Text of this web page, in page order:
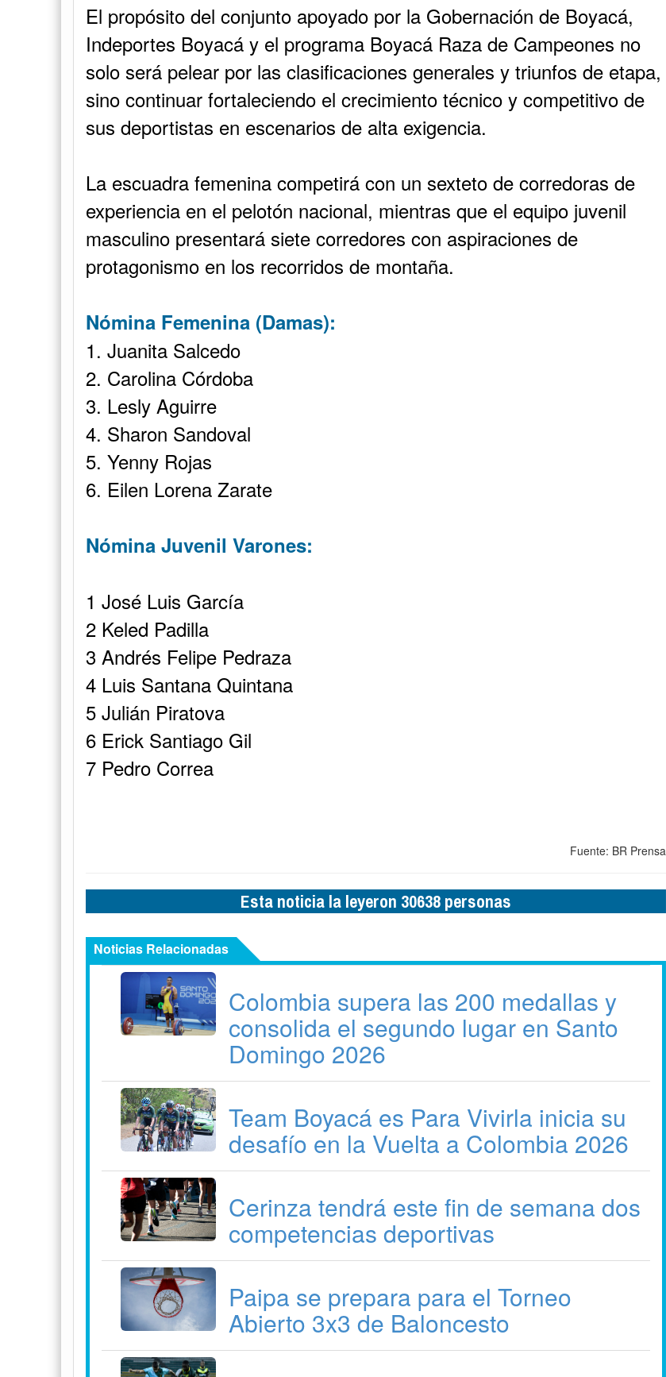
El propósito del conjunto apoyado por la Gobernación de Boyacá,
Indeportes Boyacá y el programa Boyacá Raza de Campeones no
solo será pelear por las clasificaciones generales y triunfos de etapa,
sino continuar fortaleciendo el crecimiento técnico y competitivo de
sus deportistas en escenarios de alta exigencia.
La escuadra femenina competirá con un sexteto de corredoras de
experiencia en el pelotón nacional, mientras que el equipo juvenil
masculino presentará siete corredores con aspiraciones de
protagonismo en los recorridos de montaña.
Nómina Femenina (Damas):
1. Juanita Salcedo
2. Carolina Córdoba
3. Lesly Aguirre
4. Sharon Sandoval
5. Yenny Rojas
6. Eilen Lorena Zarate
Nómina Juvenil Varones:
1 José Luis García
2 Keled Padilla
3 Andrés Felipe Pedraza
4 Luis Santana Quintana
5 Julián Piratova
6 Erick Santiago Gil
7 Pedro Correa
Fuente: BR Prensa
Esta noticia la leyeron 30638 personas
Noticias Relacionadas
Colombia supera las 200 medallas y
consolida el segundo lugar en Santo
Domingo 2026
Team Boyacá es Para Vivirla inicia su
desafío en la Vuelta a Colombia 2026
Cerinza tendrá este fin de semana dos
competencias deportivas
Paipa se prepara para el Torneo
Abierto 3x3 de Baloncesto